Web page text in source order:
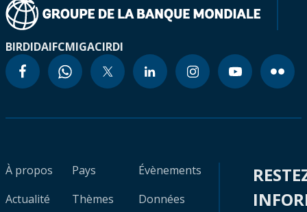
BIRDIDAIFCMIGACIRDI
À propos
Actualité
Pays
Thèmes
Évènements
Données